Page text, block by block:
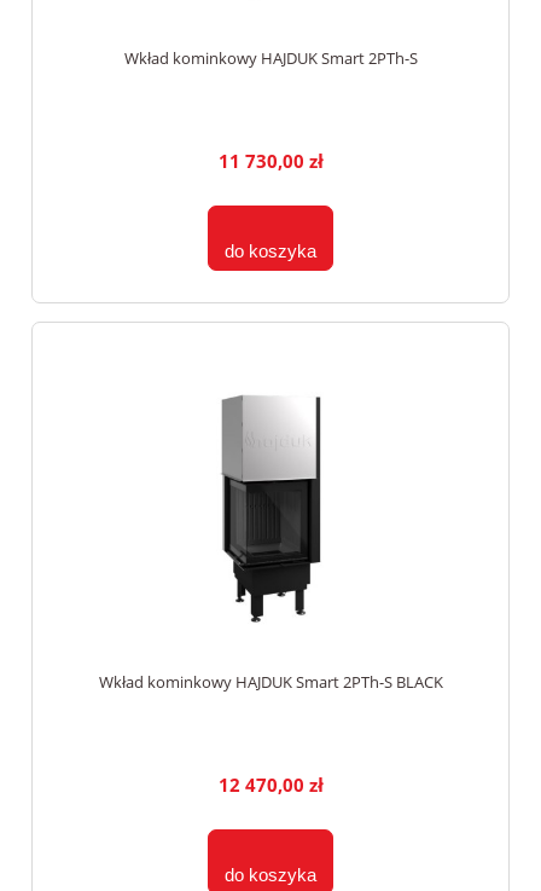
Wkład kominkowy HAJDUK Smart 2PTh-S
11 730,00 zł
do koszyka
Wkład kominkowy HAJDUK Smart 2PTh-S BLACK
12 470,00 zł
do koszyka